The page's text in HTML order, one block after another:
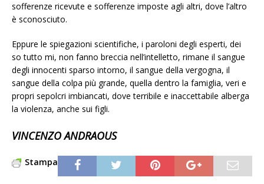
sofferenze ricevute e sofferenze imposte agli altri, dove l’altro
è sconosciuto.
Eppure le spiegazioni scientifiche, i paroloni degli esperti, dei
so tutto mi, non fanno breccia nell’intelletto, rimane il sangue
degli innocenti sparso intorno, il sangue della vergogna, il
sangue della colpa più grande, quella dentro la famiglia, veri e
propri sepolcri imbiancati, dove terribile e inaccettabile alberga
la violenza, anche sui figli.
VINCENZO ANDRAOUS
Stampa